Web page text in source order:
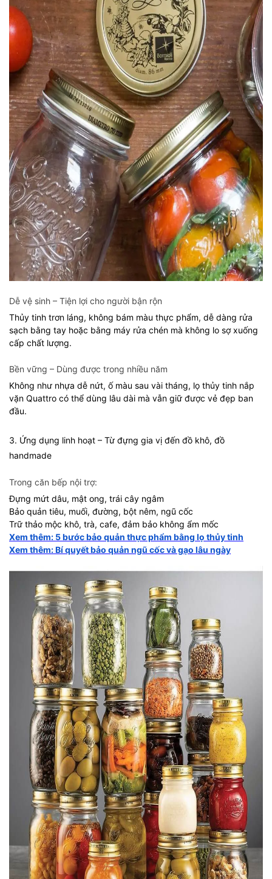
Dễ vệ sinh – Tiện lợi cho người bận rộn
Thủy tinh trơn láng, không bám màu thực phẩm, dễ dàng rửa
sạch bằng tay hoặc bằng máy rửa chén mà không lo sợ xuống
cấp chất lượng.
Bền vững – Dùng được trong nhiều năm
Không như nhựa dễ nứt, ố màu sau vài tháng, lọ thủy tinh nắp
vặn Quattro có thể dùng lâu dài mà vẫn giữ được vẻ đẹp ban
đầu.
3. Ứng dụng linh hoạt – Từ đựng gia vị đến đồ khô, đồ
handmade
Trong căn bếp nội trợ:
Đựng mứt dâu, mật ong, trái cây ngâm
Bảo quản tiêu, muối, đường, bột nêm, ngũ cốc
Trữ thảo mộc khô, trà, cafe, đảm bảo không ẩm mốc
Xem thêm: 5 bước bảo quản thực phẩm bằng lọ thủy tinh
Xem thêm: Bí quyết bảo quản ngũ cốc và gạo lâu ngày